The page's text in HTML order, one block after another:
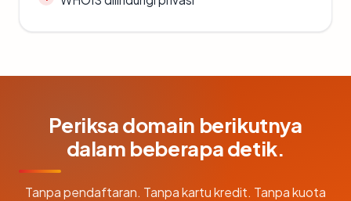
Periksa domain berikutnya
dalam beberapa detik.
Tanpa pendaftaran. Tanpa kartu kredit. Tanpa kuota